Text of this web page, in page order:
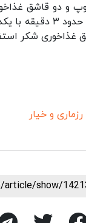
دو قاشق
روشن کنید. اجازه
شکر
رزماری و خیار
show/